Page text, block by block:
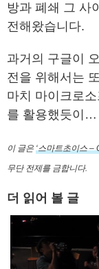
방과 폐쇄 그 사
전해왔습니다.
과거의 구글이
전을 위해서는
마치 마이크로
를 활용했듯이…
이 글은 ‘스마트초이스 –
무단 전제를 금합니다.
더 읽어 볼 글